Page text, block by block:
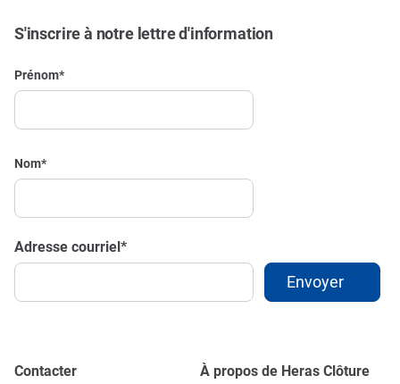
S'inscrire à notre lettre d'information
Prénom*
Nom*
Adresse courriel*
Contacter À propos de Heras Clôture